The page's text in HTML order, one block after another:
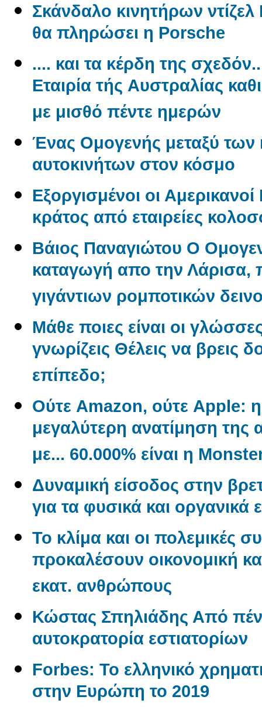
Σκάνδαλο κινητήρων
θα πληρώσει η Porsche
.... και τα κέρδη της
Εταιρία τής Aυστραλίας
με μισθό πέντε ημερών
Ένας Oμογενής μεταξύ
αυτοκινήτων στον κόσμο
Εξοργισμένοι οι
κράτος από εταιρείες
Βάιος Παναγιώτου O
καταγωγή απο την Λάρισα,
γιγάντιων ρομποτικών
Μάθε ποιες είναι οι
γνωρίζεις Θέλεις να βρεις
επίπεδο;
Ούτε Amazon, ούτε Apple: η
μεγαλύτερη ανατίμηση της
με... 60.000% είναι η
Δυναμική είσοδος στην
για τα φυσικά και οργανικά
Το κλίμα και οι πολεμικές
προκαλέσουν οικονομική
εκατ. ανθρώπους
Κώστας Σπηλιάδης Από
αυτοκρατορία εστιατορίων
Forbes: Το ελληνικό
στην Ευρώπη το 2019